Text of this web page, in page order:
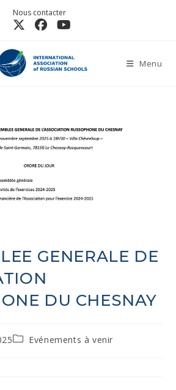
Nous contacter
Menu
GENERALE DE
DU CHESNAY
Evénements à venir